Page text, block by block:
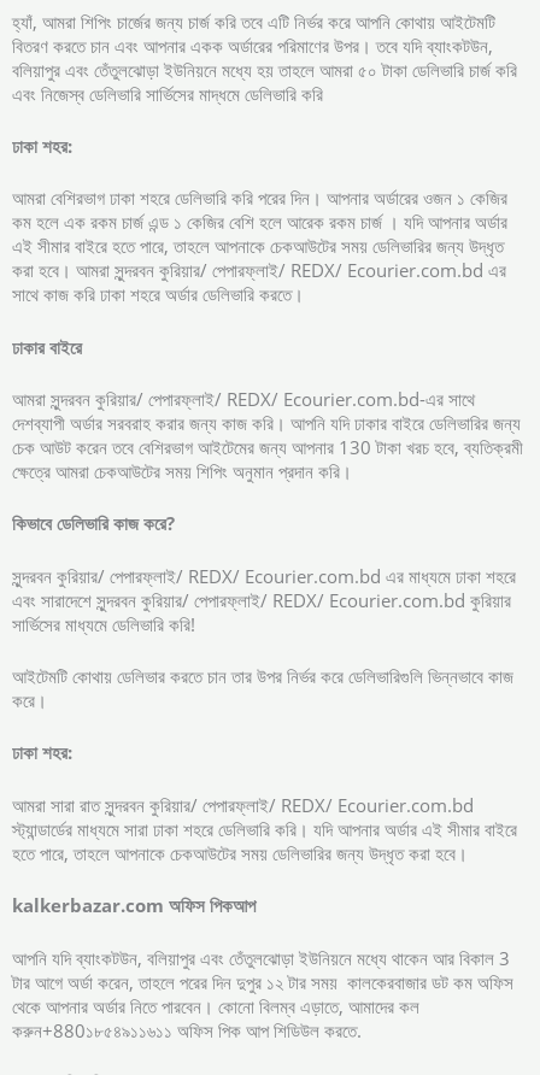
হ্যাঁ, আমরা শিপিং চার্জের জন্য চার্জ করি তবে এটি নির্ভর করে আপনি কোথায় আইটেমটি
বিতরণ করতে চান এবং আপনার একক অর্ডারের পরিমাণের উপর। তবে যদি ব্যাংকটউন,
বলিয়াপুর এবং তেঁতুলঝোড়া ইউনিয়নে মধ্যে হয় তাহলে আমরা ৫০ টাকা ডেলিভারি চার্জ করি
এবং নিজেস্ব ডেলিভারি সার্ভিসের মাদ্ধমে ডেলিভারি করি
ঢাকাশহর:
আমরা বেশিরভাগ ঢাকা শহরে ডেলিভারি করি পরের দিন। আপনার অর্ডারের ওজন ১ কেজির
কম হলে এক রকম চার্জ এন্ড ১ কেজির বেশি হলে আরেক রকম চার্জ । যদি আপনার অর্ডার
এই সীমার বাইরে হতে পারে, তাহলে আপনাকে চেকআউটের সময় ডেলিভারির জন্য উদ্ধৃত
করা হবে। আমরা সুন্দরবন কুরিয়ার/ পেপারফ্লাই/ REDX/ Ecourier.com.bd এর
সাথে কাজ করি ঢাকা শহরে অর্ডার ডেলিভারি করতে।
ঢাকারবাইরে
আমরা সুন্দরবন কুরিয়ার/ পেপারফ্লাই/ REDX/ Ecourier.com.bd-এর সাথে
দেশব্যাপী অর্ডার সরবরাহ করার জন্য কাজ করি। আপনি যদি ঢাকার বাইরে ডেলিভারির জন্য
চেক আউট করেন তবে বেশিরভাগ আইটেমের জন্য আপনার 130 টাকা খরচ হবে, ব্যতিক্রমী
ক্ষেত্রে আমরা চেকআউটের সময় শিপিং অনুমান প্রদান করি।
কিভাবেডেলিভারিকাজকরে?
সুন্দরবন কুরিয়ার/ পেপারফ্লাই/ REDX/ Ecourier.com.bd এর মাধ্যমে ঢাকা শহরে
এবং সারাদেশে সুন্দরবন কুরিয়ার/ পেপারফ্লাই/ REDX/ Ecourier.com.bd কুরিয়ার
সার্ভিসের মাধ্যমে ডেলিভারি করি!
আইটেমটি কোথায় ডেলিভার করতে চান তার উপর নির্ভর করে ডেলিভারিগুলি ভিন্নভাবে কাজ
করে।
ঢাকাশহর:
আমরা সারা রাত সুন্দরবন কুরিয়ার/ পেপারফ্লাই/ REDX/ Ecourier.com.bd
স্ট্যান্ডার্ডের মাধ্যমে সারা ঢাকা শহরে ডেলিভারি করি। যদি আপনার অর্ডার এই সীমার বাইরে
হতে পারে, তাহলে আপনাকে চেকআউটের সময় ডেলিভারির জন্য উদ্ধৃত করা হবে।
kalkerbazar.com অফিসপিকআপ
আপনি যদি ব্যাংকটউন, বলিয়াপুর এবং তেঁতুলঝোড়া ইউনিয়নে মধ্যে থাকেন আর বিকাল 3
টার আগে অর্ডা করেন, তাহলে পরের দিন দুপুর ১২ টার সময় কালকেরবাজার ডট কম অফিস
থেকে আপনার অর্ডার নিতে পারবেন। কোনো বিলম্ব এড়াতে, আমাদের কল
করুন+880১৮৫৪৯১১৬১১ অফিস পিক আপ শিডিউল করতে.